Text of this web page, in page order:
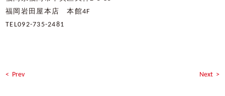
福岡岩田屋本店 本館4F
TEL092-735-2481
< Prev Next >